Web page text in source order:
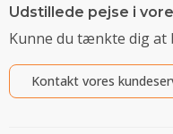
Udstillede pejse i
Kunne du tænkte dig at
Kontakt vores